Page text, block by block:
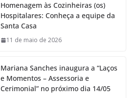
Homenagem às Cozinheiras (os)
Hospitalares: Conheça a equipe da
Santa Casa
11 de maio de 2026
Mariana Sanches inaugura a “Laços
e Momentos – Assessoria e
Cerimonial” no próximo dia 14/05